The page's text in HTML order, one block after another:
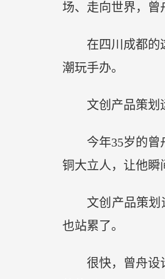
场、走向世界，曾
在四川成都
潮玩手办。
文创产品策划
今年35岁的
铜大立人，让他瞬
文创产品策
也站累了。
很快，曾舟设